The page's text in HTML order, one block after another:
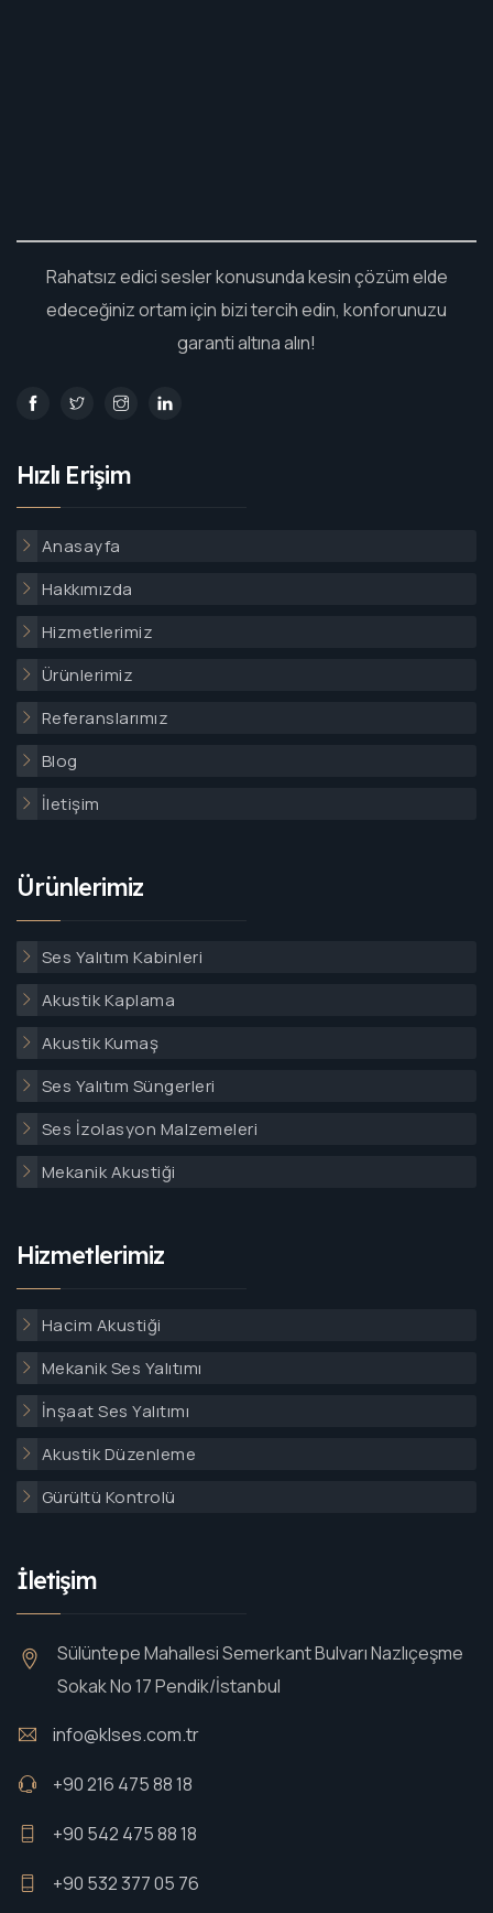
Rahatsız edici sesler konusunda kesin çözüm elde
edeceğiniz ortam için bizi tercih edin, konforunuzu
garanti altına alın!
Hızlı Erişim
Anasayfa
Hakkımızda
Hizmetlerimiz
Ürünlerimiz
Referanslarımız
Blog
İletişim
Ürünlerimiz
Ses Yalıtım Kabinleri
Akustik Kaplama
Akustik Kumaş
Ses Yalıtım Süngerleri
Ses İzolasyon Malzemeleri
Mekanik Akustiği
Hizmetlerimiz
Hacim Akustiği
Mekanik Ses Yalıtımı
İnşaat Ses Yalıtımı
Akustik Düzenleme
Gürültü Kontrolü
İletişim
Sülüntepe Mahallesi Semerkant Bulvarı Nazlıçeşme
Sokak No 17 Pendik/İstanbul
info@klses.com.tr
+90 216 475 88 18
+90 542 475 88 18
+90 532 377 05 76